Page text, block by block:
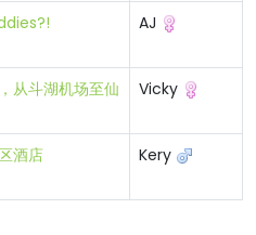
AJ
从斗湖机场至仙
Vicky
酒店 Kery